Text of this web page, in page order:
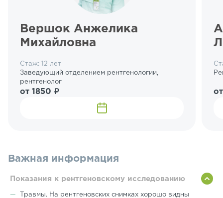
Вершок Анжелика
Михайловна
Стаж: 12 лет
Заведующий отделением рентгенологии,
рентгенолог
от 1850 ₽
Важная информация
Показания к рентгеновскому исследованию
Травмы. На рентгеновских снимках хорошо видны